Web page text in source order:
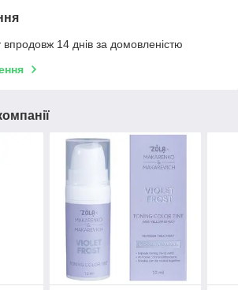
14 днів за домовленістю